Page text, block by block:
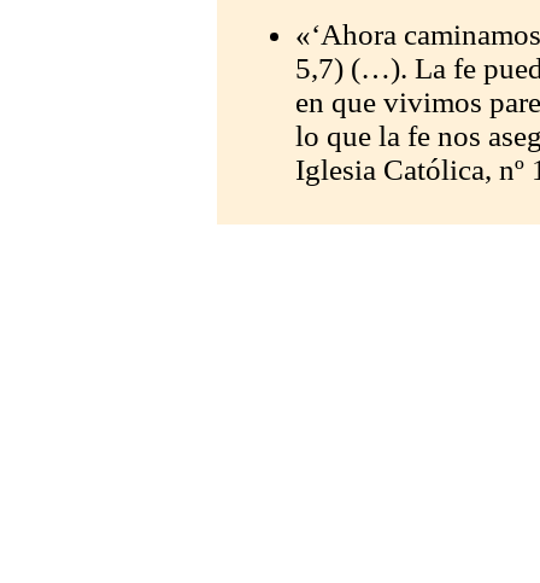
«‘Ahora
5,7) (…). La fe
en que vivimos
lo que la fe nos
Iglesia Católica, nº